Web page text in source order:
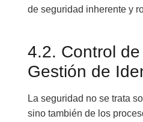
de seguridad inherente y
4.2. Control
Gestión de
La seguridad no se trata
sino también de los